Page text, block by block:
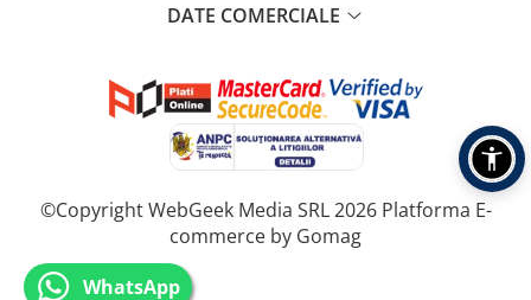
DATE COMERCIALE
©Copyright WebGeek Media SRL 2026 Platforma E-
commerce by Gomag
WhatsApp